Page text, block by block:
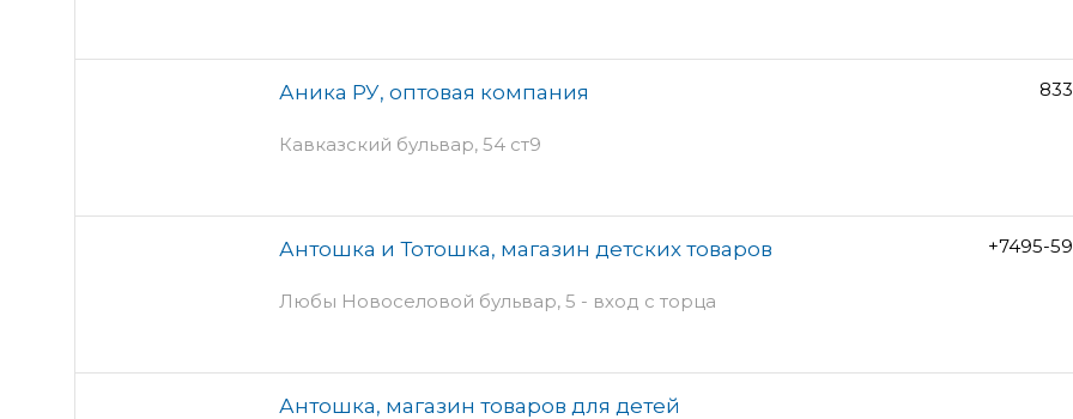
Аника РУ, оптовая компания
Кавказский бульвар, 54 ст9
Антошка и Тотошка, магазин детских товаров
Любы Новоселовой бульвар, 5 - вход с торца
+7495-
Антошка, магазин товаров для детей